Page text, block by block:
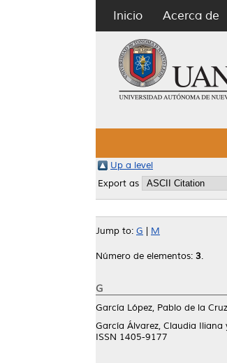
Inicio Acerca de
Up a level
Export as
Jump to: G M
Número de elementos: 3.
G
García López, Pablo de la Cruz
García Álvarez, Claudia Iliana
ISSN 1405-9177